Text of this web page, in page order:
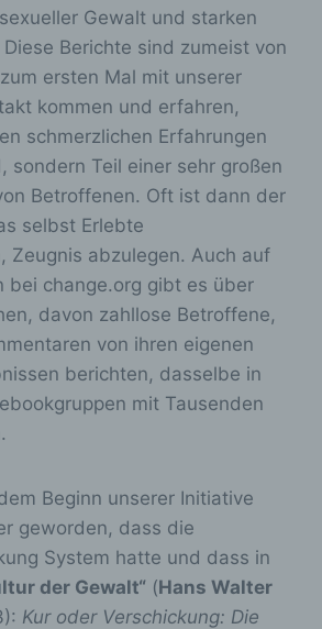
Gewalt und starken
Berichte sind zumeist von
ersten Mal mit unserer
kommen und erfahren,
schmerzlichen Erfahrungen
sondern Teil einer sehr großen
Betroffenen. Oft ist dann der
selbst Erlebte
Zeugnis abzulegen. Auch auf
bei change.org gibt es über
davon zahllose Betroffene,
von ihren eigenen
berichten, dasselbe in
mit Tausenden
Beginn unserer Initiative
geworden, dass die
System hatte und dass in
der Gewalt“ (Hans Walter
Kur oder Verschickung: Die